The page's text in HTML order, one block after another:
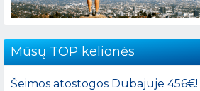
Mūsų TOP kelionės
Šeimos atostogos Dubajuje 456€!